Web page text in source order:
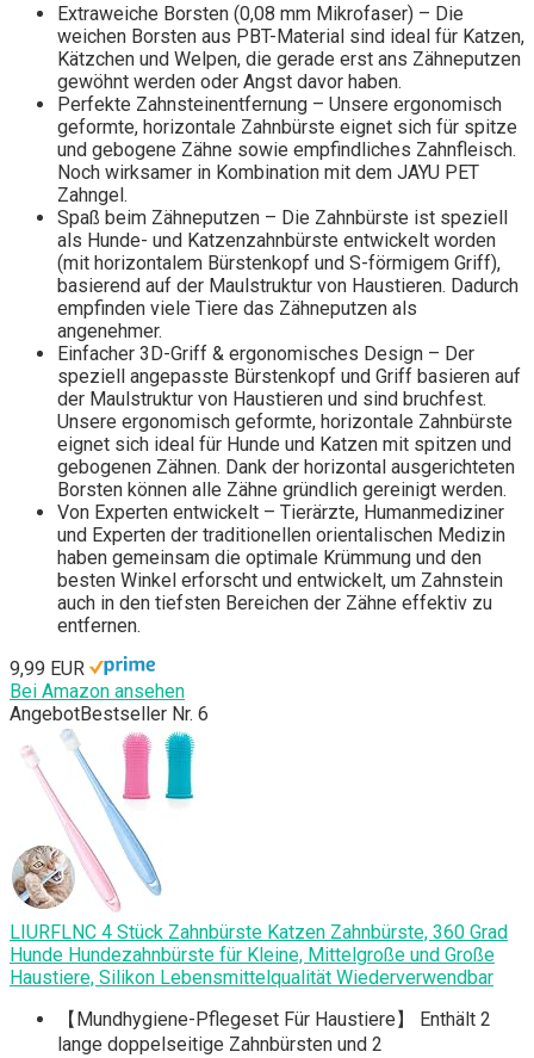
Extraweiche Borsten (0,08 mm Mikrofaser) – Die
weichen Borsten aus PBT-Material sind ideal für Katzen,
Kätzchen und Welpen, die gerade erst ans Zähneputzen
gewöhnt werden oder Angst davor haben.
Perfekte Zahnsteinentfernung – Unsere ergonomisch
geformte, horizontale Zahnbürste eignet sich für spitze
und gebogene Zähne sowie empfindliches Zahnfleisch.
Noch wirksamer in Kombination mit dem JAYU PET
Zahngel.​
Spaß beim Zähneputzen – Die Zahnbürste ist speziell
als Hunde- und Katzenzahnbürste entwickelt worden
(mit horizontalem Bürstenkopf und S-förmigem Griff),
basierend auf der Maulstruktur von Haustieren. Dadurch
empfinden viele Tiere das Zähneputzen als
angenehmer.​
Einfacher 3D-Griff & ergonomisches Design – Der
speziell angepasste Bürstenkopf und Griff basieren auf
der Maulstruktur von Haustieren und sind bruchfest.
Unsere ergonomisch geformte, horizontale Zahnbürste
eignet sich ideal für Hunde und Katzen mit spitzen und
gebogenen Zähnen. Dank der horizontal ausgerichteten
Borsten können alle Zähne gründlich gereinigt werden.​
Von Experten entwickelt – Tierärzte, Humanmediziner
und Experten der traditionellen orientalischen Medizin
haben gemeinsam die optimale Krümmung und den
besten Winkel erforscht und entwickelt, um Zahnstein
auch in den tiefsten Bereichen der Zähne effektiv zu
entfernen.​
9,99 EUR
Bei Amazon ansehen
AngebotBestseller Nr. 6
LIURFLNC 4 Stück Zahnbürste Katzen Zahnbürste, 360 Grad
Hunde Hundezahnbürste für Kleine, Mittelgroße und Große
Haustiere, Silikon Lebensmittelqualität Wiederverwendbar
【Mundhygiene-Pflegeset Für Haustiere】 Enthält 2
lange doppelseitige Zahnbürsten und 2